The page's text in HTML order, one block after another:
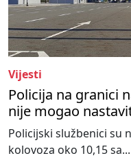
Vijesti
Policija na granici
nije mogao
Policijski službenici su
kolovoza oko 10,15 sa...